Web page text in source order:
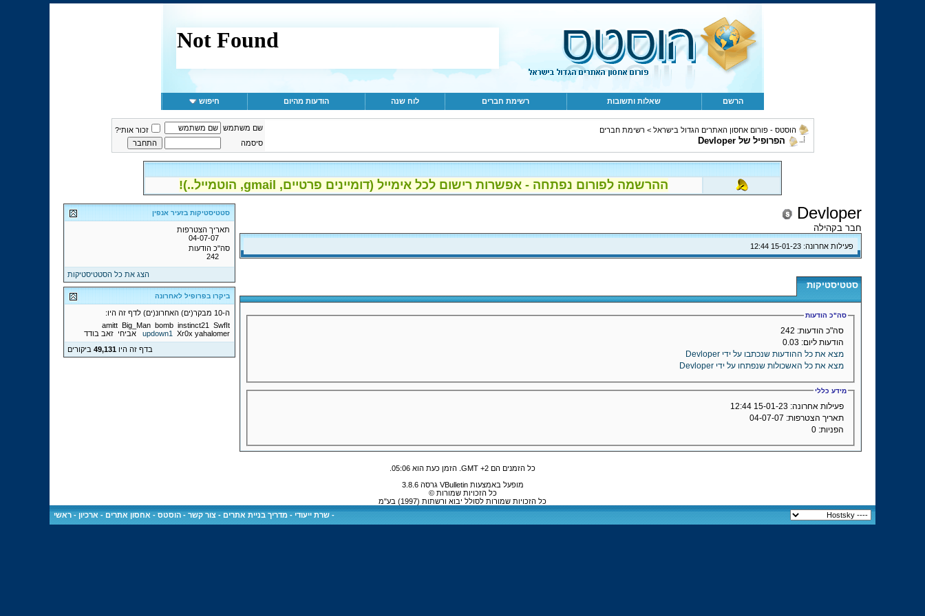
הרשם שאלות ותשובות רשימת חברים לוח שנה הודעות מהיום חיפוש
הוסטס - פורום אחסון האתרים הגדול בישראל > רשימת חברים
הפרופיל של Devloper
שם משתמש
זכור אותי?
סיסמה
ההרשמה לפורום נפתחה - אפשרות רישום לכל אימייל (דומיינים פרטיים, gmail, הוטמייל..)!
Devloper
חבר בקהילה
פעילות אחרונה: 12:44
סטטיסטיקות
סה"כ הודעות
סה"כ הודעות:
הודעות ליום:
מצא את כל ההודעות שנכתבו על ידי Devloper
מצא את כל האשכולות שנפתחו על ידי Devloper
מידע כללי
פעילות אחרונה:
12:44
תאריך הצטרפות:
הפניות:
סטטיסטיקות בזעיר אנפין
תאריך הצטרפות
04-07-07
סה"כ הודעות
242
הצג את כל הסטטיסטיקות
ביקרו בפרופיל לאחרונה
ה-10 מבקר(ים) האחרונ(ים) לדף זה היו:
amitt Big_Man bomb instinct21
SwfIt
updown1
Xr0x yahalomer אביחי
זאב בודד
בדף זה היו49,131 ביקורים
כל הזמנים הם GMT +2. הזמן כעת הוא 05:06
.
מופעל באמצעות VBulletin גרסה 3.8.6
כל הזכויות שמורות ©
כל הזכויות שמורות לסולל יבוא ורשתות (1997) בע"מ
- שרת ייעודי - מדריך בניית אתרים - צור קשר - הוסטס - אחסון אתרים - ארכיון - ראשי